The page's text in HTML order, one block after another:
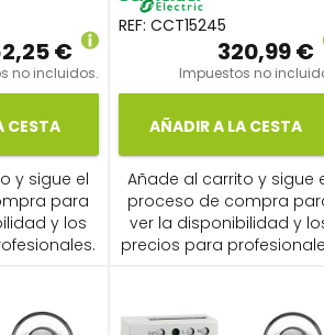
€
no incluidos.
CESTA
y sigue el
para
y los
REF: CCT15245
320,99 €
Impuestos no
AÑADIR A LA CESTA
Añade al carrito y sigue
proceso de compra
ver la disponibilidad y
precios para